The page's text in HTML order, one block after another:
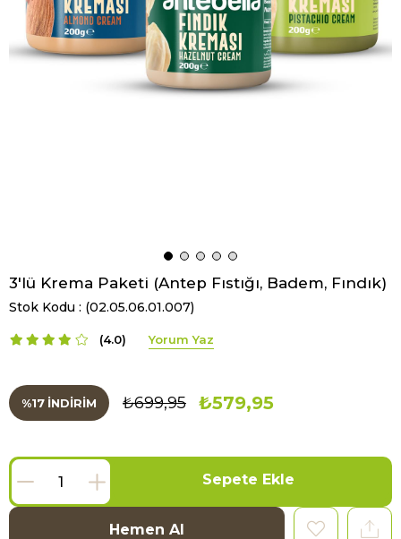
3'lü Krema Paketi (Antep Fıstığı, Badem, Fındık)
Stok Kodu (02.05.06.01.007)
4.0
%17 İNDIRIM ₺699,95 ₺579,95